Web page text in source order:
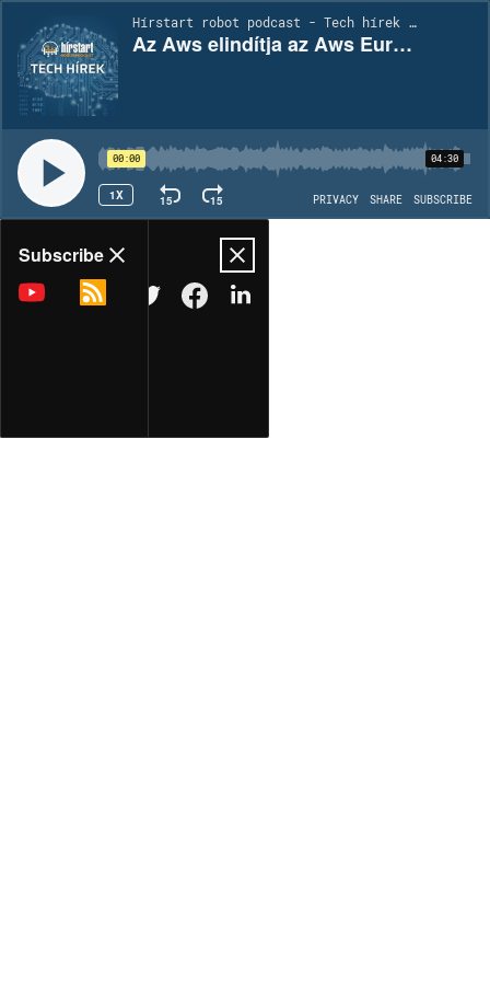
Hírstart robot podcast - Tech hírek | EP2068
Az Aws elindítja az Aws European Sovereign Cloud-ot és bejelenti európai terjeszkedését
00:00 04:30
1X 15 15 PRIVACY SHARE SUBSCRIBE
Share
COPY LINK
Subscribe